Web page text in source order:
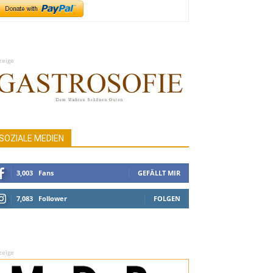
MEDIEN
3,003 Fans GEFÄLLT MIR
7,083 Follower FOLGEN